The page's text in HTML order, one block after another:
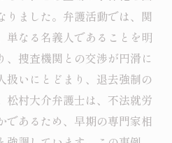
りました。弁護活動では、関
単なる名義人であることを明
、捜査機関との交渉が円滑に
扱いにとどまり、退去強制の
松村大介弁護士は、不法就労
であるため、早期の専門家相